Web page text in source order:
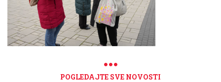
POGLEDAJTE SVE NOVOSTI